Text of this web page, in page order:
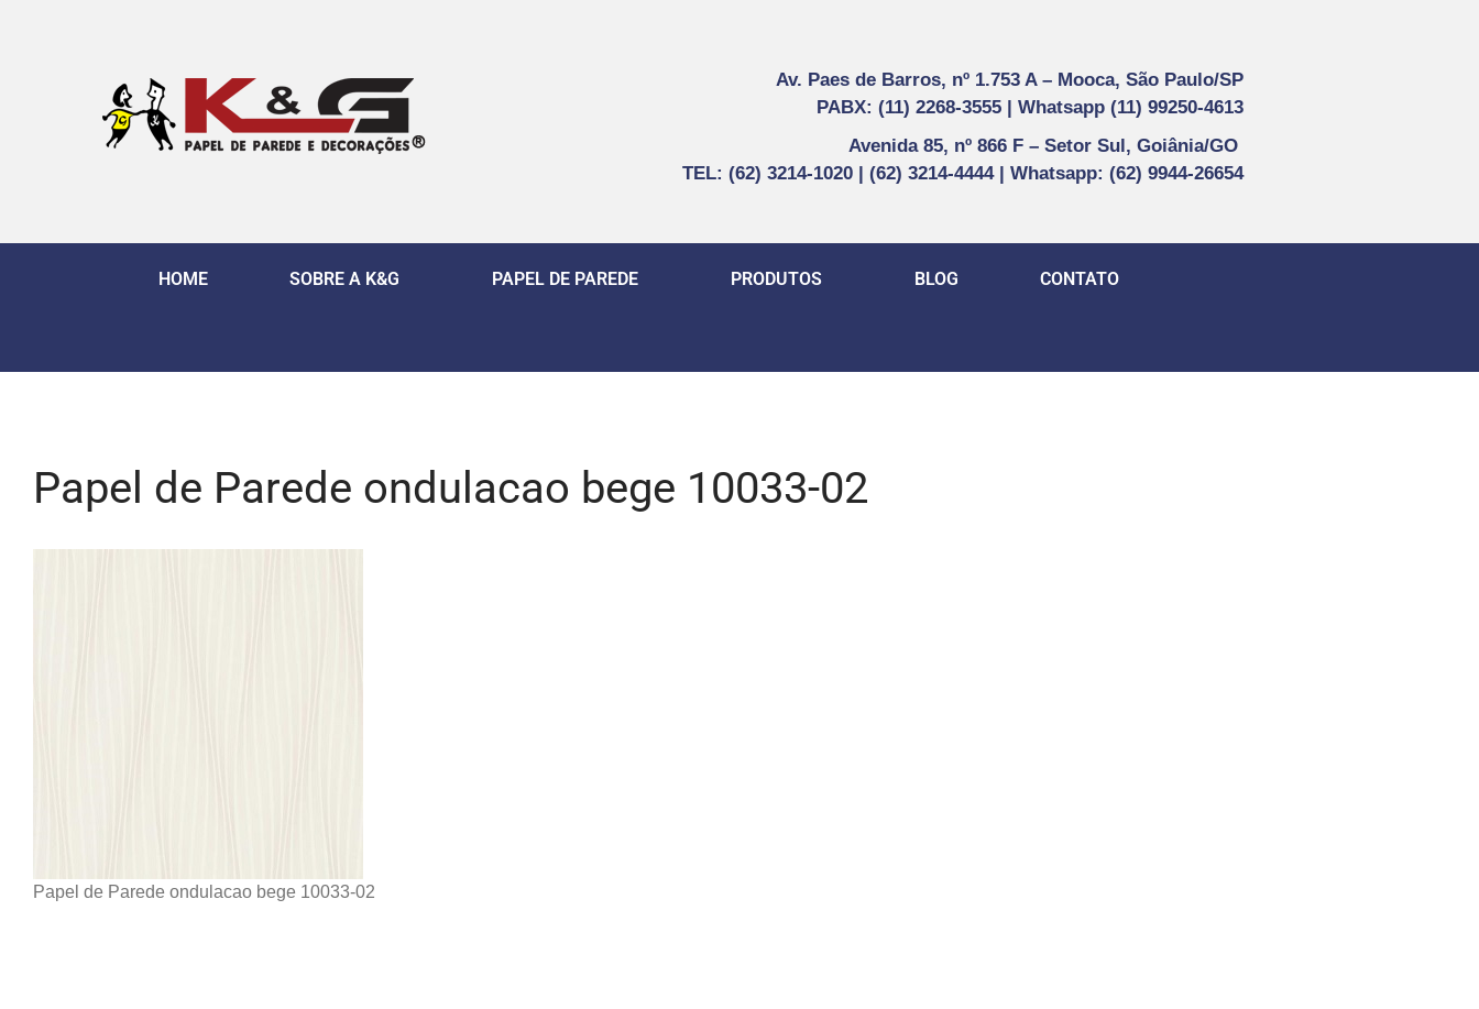
Av. Paes de Barros, nº 1.753 A – Mooca, São Paulo/SP
PABX: (11) 2268-3555 | Whatsapp (11) 99250-4613
Avenida 85, nº 866 F – Setor Sul, Goiânia/GO
TEL: (62) 3214-1020 | (62) 3214-4444 | Whatsapp: (62) 9944-26654
HOME SOBRE A K&G PAPEL DE PAREDE PRODUTOS BLOG CONTATO
Papel de Parede ondulacao bege 10033-02
Papel de Parede ondulacao bege 10033-02